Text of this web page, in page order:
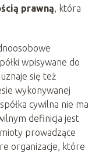
prawną, która
wpisywane do
się też
wykonywanej
cywilna nie ma
definicja jest
prowadzące
organizacje, które